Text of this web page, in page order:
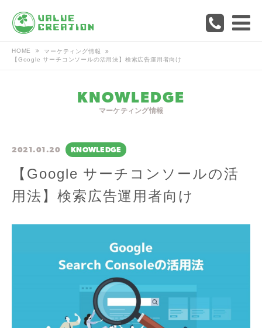
HOME
マーケティング情報
【Google サーチコンソールの活用法】検索広告運用者向け
KNOWLEDGE
マーケティング情報
2021.01.20 KNOWLEDGE
【Google サーチコンソールの活
用法】検索広告運用者向け